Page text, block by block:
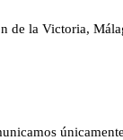
de la Victoria,